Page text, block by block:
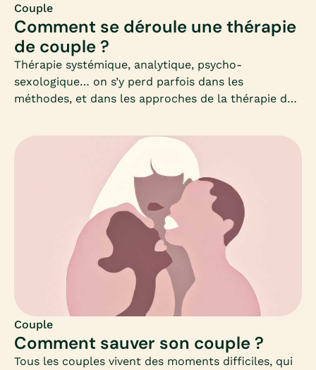
Couple
Comment se déroule une thérapie
de couple ?
Thérapie systémique, analytique, psycho-
sexologique… on s’y perd parfois dans les
méthodes, et dans les approches de la thérapie de
Combien d’approches thérapeutiques existent ?
Peuvent-elles se compléter ?Mia vous propose d’y
voir un peu plus clair sur la thérapie de couple.
Couple
Comment sauver son couple ?
Tous les couples vivent des moments difficiles, qui